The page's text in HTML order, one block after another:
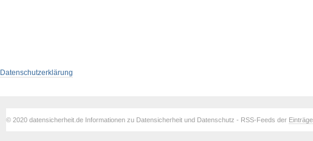
Datenschutzerklärung
© 2020 datensicherheit.de Informationen zu Datensicherheit und Datenschutz - RSS-Feeds der Einträge